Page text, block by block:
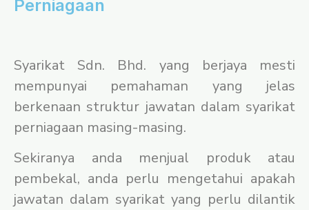
Perniagaan
Syarikat Sdn. Bhd. yang berjaya mesti
mempunyai pemahaman yang jelas
berkenaan struktur jawatan dalam syarikat
perniagaan masing-masing.
Sekiranya anda menjual produk atau
pembekal, anda perlu mengetahui apakah
jawatan dalam syarikat yang perlu dilantik